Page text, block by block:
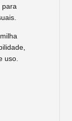
para
uso.